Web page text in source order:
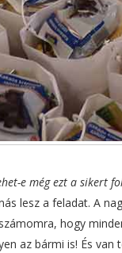
e még ezt a sikert
lesz a feladat. A
hogy
az bármi is! És van